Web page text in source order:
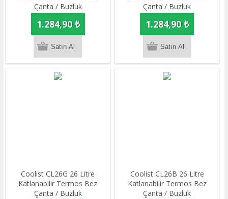
Çanta / Buzluk
1.284,90 ₺
Çanta / Buzluk
1.284,90 ₺
Coolist CL26G 26 Litre
Katlanabilir Termos Bez
Çanta / Buzluk
Coolist CL26B 26 Litre
Katlanabilir Termos Bez
Çanta / Buzluk